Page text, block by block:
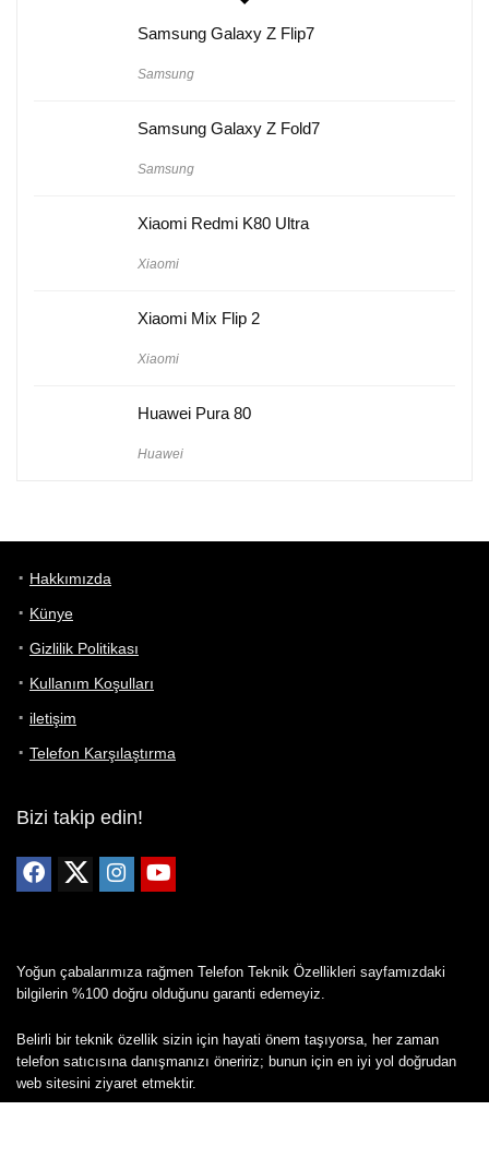
Samsung Galaxy Z Flip7
Samsung
Samsung Galaxy Z Fold7
Samsung
Xiaomi Redmi K80 Ultra
Xiaomi
Xiaomi Mix Flip 2
Xiaomi
Huawei Pura 80
Huawei
Hakkımızda
Künye
Gizlilik Politikası
Kullanım Koşulları
iletişim
Telefon Karşılaştırma
Bizi takip edin!
Yoğun çabalarımıza rağmen Telefon Teknik Özellikleri sayfamızdaki
bilgilerin %100 doğru olduğunu garanti edemeyiz.
Belirli bir teknik özellik sizin için hayati önem taşıyorsa, her zaman
telefon satıcısına danışmanızı öneririz; bunun için en iyi yol doğrudan
web sitesini ziyaret etmektir.